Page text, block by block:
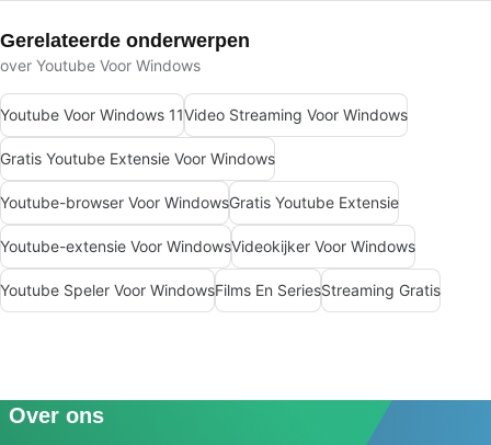
Gerelateerde onderwerpen
over Youtube Voor Windows
Youtube Voor Windows 11Video Streaming Voor Windows
Gratis Youtube Extensie Voor Windows
Youtube-browser Voor WindowsGratis Youtube Extensie
Youtube-extensie Voor WindowsVideokijker Voor Windows
Youtube Speler Voor WindowsFilms En SeriesStreaming Gratis
Over ons